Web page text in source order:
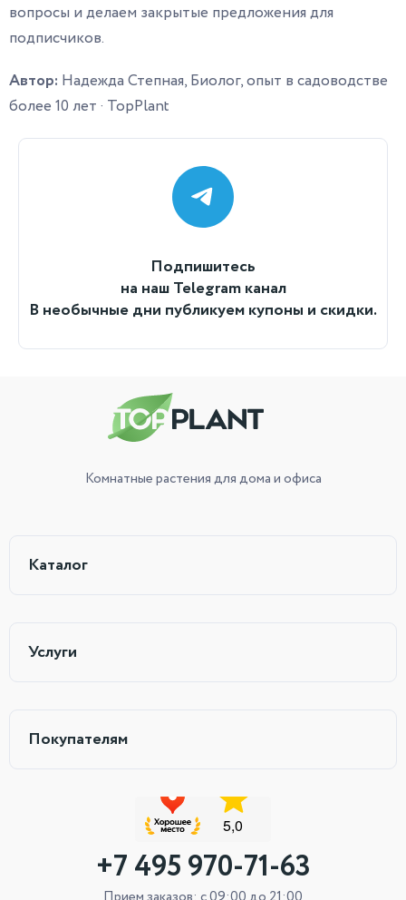
вопросы и делаем закрытые предложения для
подписчиков.
Автор: Надежда Степная, Биолог, опыт в садоводстве
более 10 лет · TopPlant
Подпишитесь
на наш Telegram канал
В необычные дни публикуем купоны и скидки.
Комнатные растениядля дома и офиса
Каталог
Услуги
Покупателям
+7 495 970-71-63